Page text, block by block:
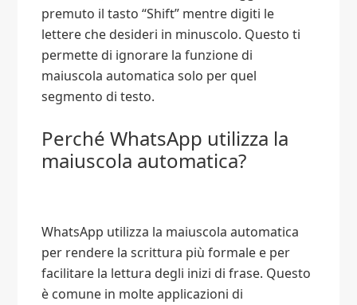
premuto il tasto “Shift” mentre digiti le
lettere che desideri in minuscolo. Questo ti
permette di ignorare la funzione di
maiuscola automatica solo per quel
segmento di testo.
Perché WhatsApp utilizza la
maiuscola automatica?
WhatsApp utilizza la maiuscola automatica
per rendere la scrittura più formale e per
facilitare la lettura degli inizi di frase. Questo
è comune in molte applicazioni di